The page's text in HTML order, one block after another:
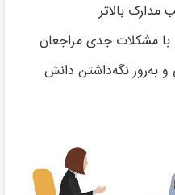
بالاتر
با مشکلات جدی مراجعان
به‌روز نگه‌داشتن دانش